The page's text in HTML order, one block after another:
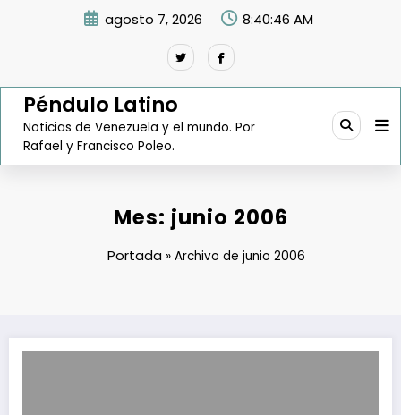
agosto 7, 2026 8:40:47 AM
Péndulo Latino
Noticias de Venezuela y el mundo. Por
Rafael y Francisco Poleo.
Mes: junio 2006
Portada »Archivo de junio 2006